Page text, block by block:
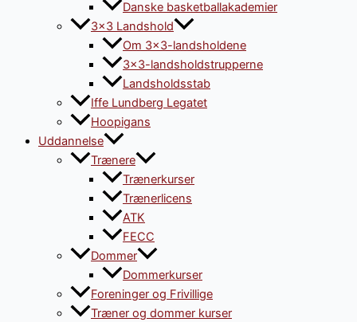
Danske basketballakademier
3×3 Landshold
Om 3×3-landsholdene
3×3-landsholdstrupperne
Landsholdsstab
Iffe Lundberg Legatet
Hoopigans
Uddannelse
Trænere
Trænerkurser
Trænerlicens
ATK
FECC
Dommer
Dommerkurser
Foreninger og Frivillige
Træner og dommer kurser